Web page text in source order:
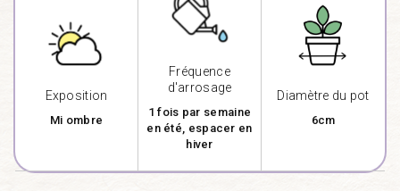
Exposition
Mi ombre
Fréquence
d'arrosage
1 fois par semaine
en été, espacer en
hiver
Diamètre du pot
6cm